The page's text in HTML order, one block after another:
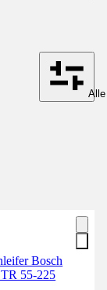
Bosch
55-225